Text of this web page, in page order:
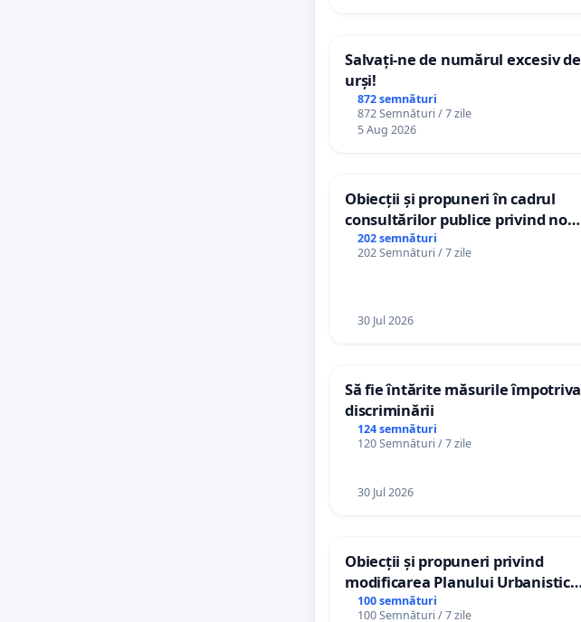
Salvați-ne de numărul excesiv de
urși!
872 semnături
872 Semnături / 7 zile
5 Aug 2026
Obiecții și propuneri în cadrul
consultărilor publice privind noul
Plan Urbanistic General (PUG)
Ialoveni
202 semnături
202 Semnături / 7 zile
30 Jul 2026
Să fie întărite măsurile împotriva
discriminării
124 semnături
120 Semnături / 7 zile
30 Jul 2026
Obiecții și propuneri privind
modificarea Planului Urbanistic
General al orașului Ialoveni
100 semnături
100 Semnături / 7 zile